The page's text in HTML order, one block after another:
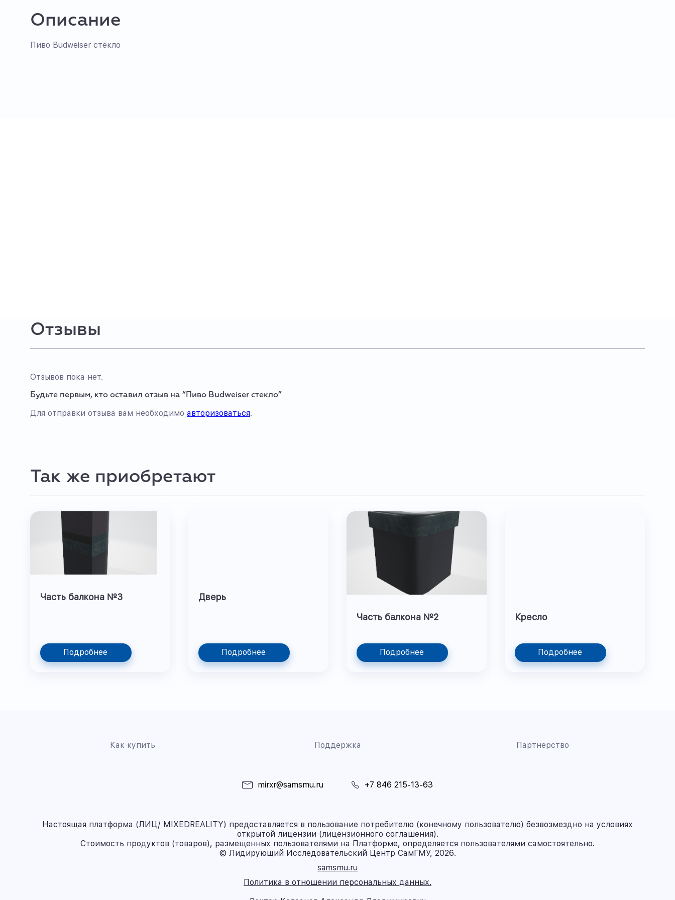
Описание
Пиво Budweiser стекло
Отзывы
Отзывов пока нет.
Будьте первым, кто оставил отзыв на “Пиво Budweiser стекло”
Для отправки отзыва вам необходимо авторизоваться.
Так же приобретают
Часть балкона №3
Подробнее
Дверь
Подробнее
Часть балкона №2
Подробнее
Кресло
Подробнее
Как купить Поддержка Партнерство
mirxr@samsmu.ru +7 846 215-13-63
Настоящая платформа (ЛИЦ/ MIXEDREALITY) предоставляется в пользование потребителю (конечному пользователю) безвозмездно на условиях
открытой лицензии (лицензионного соглашения).
Стоимость продуктов (товаров), размещенных пользователями на Платформе, определяется пользователями самостоятельно.
© Лидирующий Исследовательский Центр СамГМУ, 2026.
samsmu.ru
Политика в отношении персональных данных.